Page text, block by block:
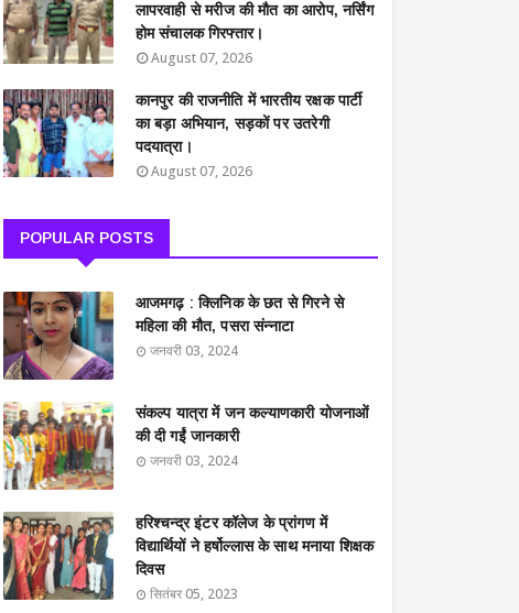
लापरवाही से मरीज की मौत का आरोप, नर्सिंग
होम संचालक गिरफ्तार।
August 07, 2026
कानपुर की राजनीति में भारतीय रक्षक पार्टी
का बड़ा अभियान, सड़कों पर उतरेगी
पदयात्रा।
August 07, 2026
POPULAR POSTS
आजमगढ़ : क्लिनिक के छत से गिरने से
महिला की मौत, पसरा संन्नाटा
जनवरी 03, 2024
संकल्प यात्रा में जन कल्याणकारी योजनाओं
की दी गईं जानकारी
जनवरी 03, 2024
हरिश्चन्द्र इंटर कॉलेज के प्रांगण में
विद्यार्थियों ने हर्षोल्लास के साथ मनाया शिक्षक
दिवस
सितंबर 05, 2023